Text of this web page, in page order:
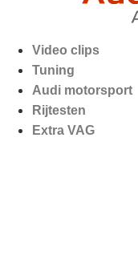
Video clips
Tuning
Audi motorsport
Rijtesten
Extra VAG